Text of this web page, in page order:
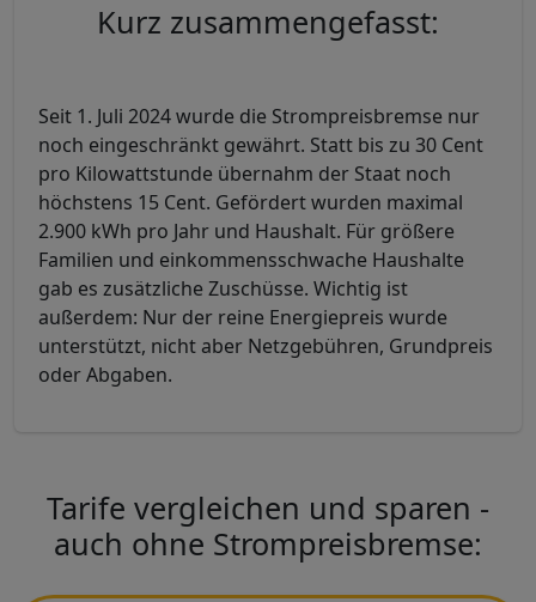
Kurz zusammengefasst:
Seit 1. Juli 2024 wurde die Strompreisbremse nur
noch eingeschränkt gewährt. Statt bis zu 30 Cent
pro Kilowattstunde übernahm der Staat noch
höchstens 15 Cent. Gefördert wurden maximal
2.900 kWh pro Jahr und Haushalt. Für größere
Familien und einkommensschwache Haushalte
gab es zusätzliche Zuschüsse. Wichtig ist
außerdem: Nur der reine Energiepreis wurde
unterstützt, nicht aber Netzgebühren, Grundpreis
oder Abgaben.
Tarife vergleichen und sparen -
auch ohne Strompreisbremse: